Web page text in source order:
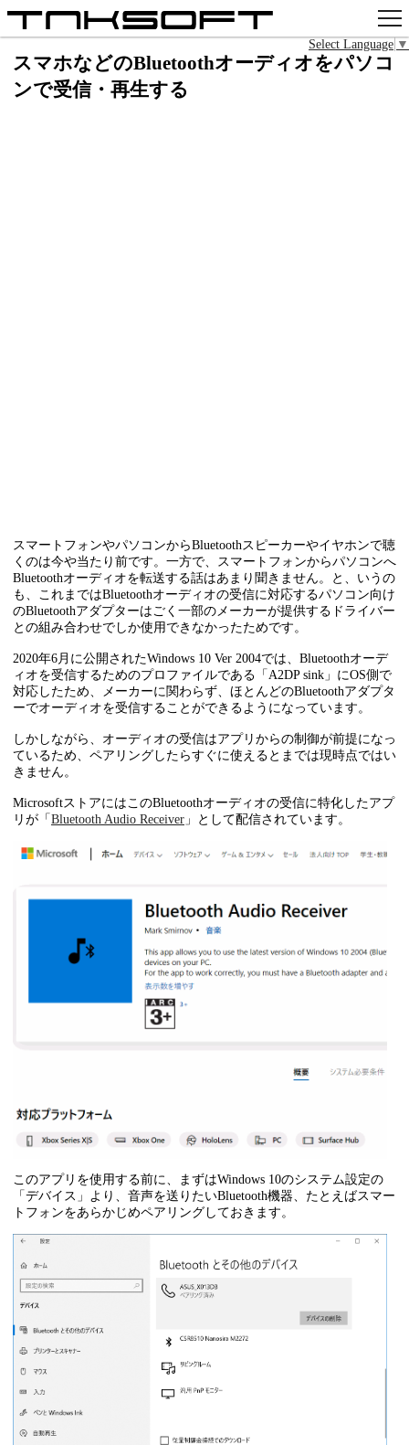
アプリ
x
Select Language ▼
スマホなどのBluetoothオーディオをパソコ
ンで受信・再生する
スマートフォンやパソコンからBluetoothスピーカーやイヤホンで聴
くのは今や当たり前です。一方で、スマートフォンからパソコンへ
Bluetoothオーディオを転送する話はあまり聞きません。と、いうの
も、これまではBluetoothオーディオの受信に対応するパソコン向け
のBluetoothアダプターはごく一部のメーカーが提供するドライバー
との組み合わせでしか使用できなかったためです。
2020年6月に公開されたWindows 10 Ver 2004では、Bluetoothオーデ
ィオを受信するためのプロファイルである「A2DP sink」にOS側で
対応したため、メーカーに関わらず、ほとんどのBluetoothアダプタ
ーでオーディオを受信することができるようになっています。
しかしながら、オーディオの受信はアプリからの制御が前提になっ
ているため、ペアリングしたらすぐに使えるとまでは現時点ではい
きません。
MicrosoftストアにはこのBluetoothオーディオの受信に特化したアプ
リが「 Bluetooth Audio Receiver 」として配信されています。
このアプリを使用する前に、まずはWindows 10のシステム設定の
「デバイス」より、音声を送りたいBluetooth機器、たとえばスマー
トフォンをあらかじめペアリングしておきます。